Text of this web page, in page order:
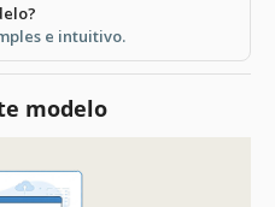
e intuitivo.
modelo